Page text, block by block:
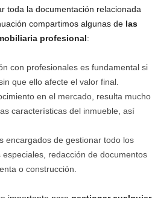
toda la documentación relacionada
compartimos algunas de las
profesional:
con profesionales es fundamental si
que ello afecte el valor final.
en el mercado, resulta mucho
características del inmueble, así
encargados de gestionar todo los
redacción de documentos
o construcción.